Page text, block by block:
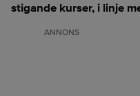
stigande kurser, i linje
ANNONS